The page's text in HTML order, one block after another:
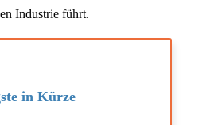
Industrie führt.
in Kürze